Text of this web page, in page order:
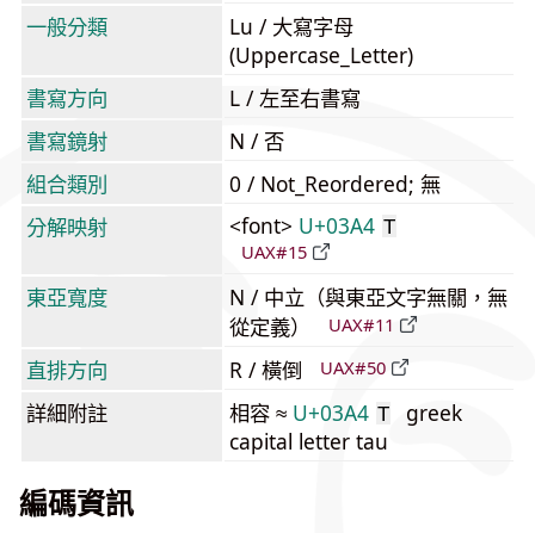
一般分類
Lu / 大寫字母
(Uppercase_Letter)
書寫方向
L / 左至右書寫
書寫鏡射
N / 否
組合類別
0 / Not_Reordered; 無
分解映射
<font> U+03A4 Τ
UAX#15
東亞寬度
N / 中立（與東亞文字無關，無
從定義）
UAX#11
直排方向 R / 橫倒 UAX#50
詳細附註 相容 ≈ U+03A4 Τ
greek
capital letter tau
編碼資訊